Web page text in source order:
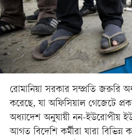
রোমানিয়া সরকার সম্প্রতি জরুরি
করেছে, যা অফিসিয়াল গেজেটে
অধ্যাদেশ অনুযায়ী নন-ইউরোপীয়
আগত বিদেশি কর্মীরা যারা বিভিন্ন